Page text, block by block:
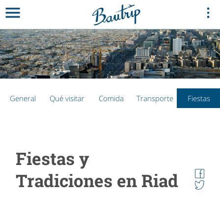
General Qué visitar Comida Transporte Fiestas
Fiestas y
Tradiciones en Riad